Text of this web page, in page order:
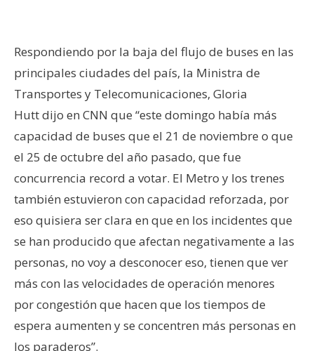
Respondiendo por la baja del flujo de buses en las
principales ciudades del país, la Ministra de
Transportes y Telecomunicaciones, Gloria
Hutt dijo en CNN que “este domingo había más
capacidad de buses que el 21 de noviembre o que
el 25 de octubre del año pasado, que fue
concurrencia record a votar. El Metro y los trenes
también estuvieron con capacidad reforzada, por
eso quisiera ser clara en que en los incidentes que
se han producido que afectan negativamente a las
personas, no voy a desconocer eso, tienen que ver
más con las velocidades de operación menores
por congestión que hacen que los tiempos de
espera aumenten y se concentren más personas en
los paraderos”.